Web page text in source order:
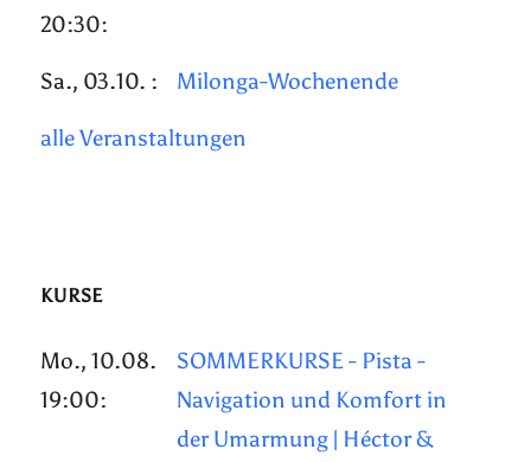
20:30:
Sa., 03.10. : Milonga-Wochenende
alle Veranstaltungen
KURSE
Mo., 10.08.
19:00:
SOMMERKURSE - Pista -
Navigation und Komfort in
der Umarmung | Héctor &